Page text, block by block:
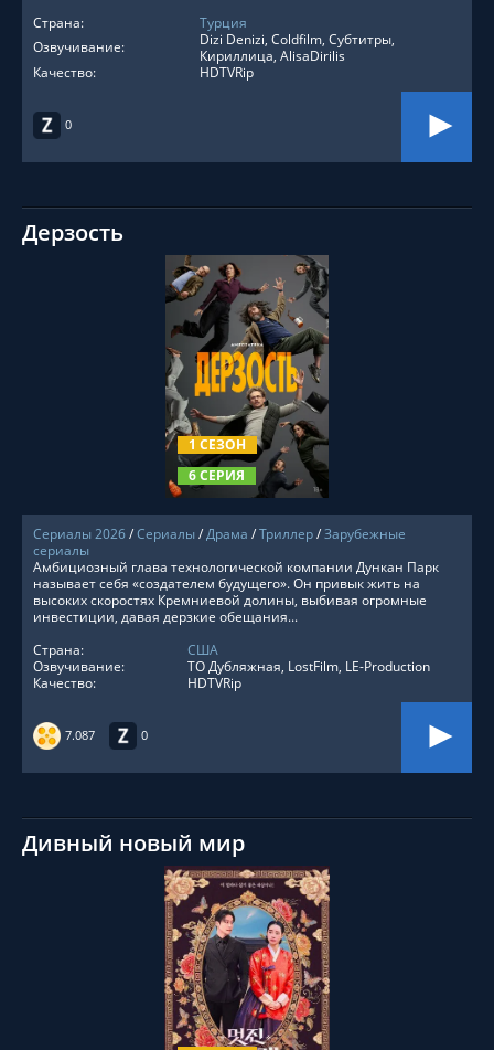
0
Страна:
Турция
Озвучивание:
Dizi Denizi, Coldfilm, Субтитры,
Кириллица, AlisaDirilis
Качество:
HDTVRip
Дерзость
1 СЕЗОН
6 СЕРИЯ
СМОТРЕТЬ ОНЛАЙН
Сериалы 2026/Сериалы/Драма /Триллер/Зарубежные
сериалы
7.087 0
Амбициозный глава технологической компании Дункан Парк
называет себя «создателем будущего». Он привык жить на
высоких скоростях Кремниевой долины, выбивая огромные
инвестиции, давая дерзкие обещания...
Страна:
США
Озвучивание:
ТО Дубляжная, LostFilm, LE-Production
Качество:
HDTVRip
Дивный новый мир
СМОТРЕТЬ ОНЛАЙН